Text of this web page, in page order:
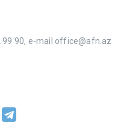
99 90, e-mail office@afn.az